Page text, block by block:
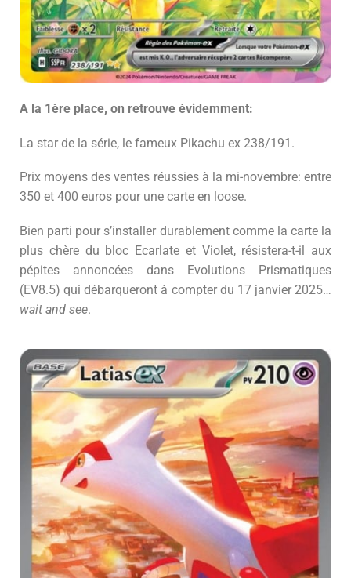
A la 1ère place, on retrouve évidemment:
La star de la série, le fameux Pikachu ex 238/191.
Prix moyens des ventes réussies à la mi-novembre: entre
350 et 400 euros pour une carte en loose.
Bien parti pour s’installer durablement comme la carte la
plus chère du bloc Ecarlate et Violet, résistera-t-il aux
pépites annoncées dans Evolutions Prismatiques
(EV8.5) qui débarqueront à compter du 17 janvier 2025…
wait and see.